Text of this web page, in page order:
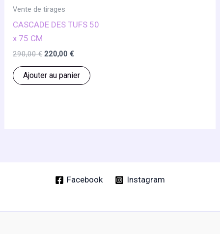
du
Vente de tirages
CASCADE DES TUFS 50
x 75 CM
290,00€ Le
initial
était :
220,00€Le
actuel
est :
Ajouter au panier
Facebook Instagram